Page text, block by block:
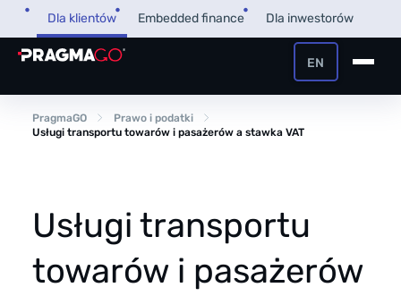
Przejdź
treści
Dla klientów Embedded finance Dla inwestorów
Pożyczka dla firm
EN
+48 32 450 02 22
PragmaGO
Prawo i podatki
Usługi transportu towarów i pasażerów a stawka VAT
Usługi transportu
towarów i pasażerów